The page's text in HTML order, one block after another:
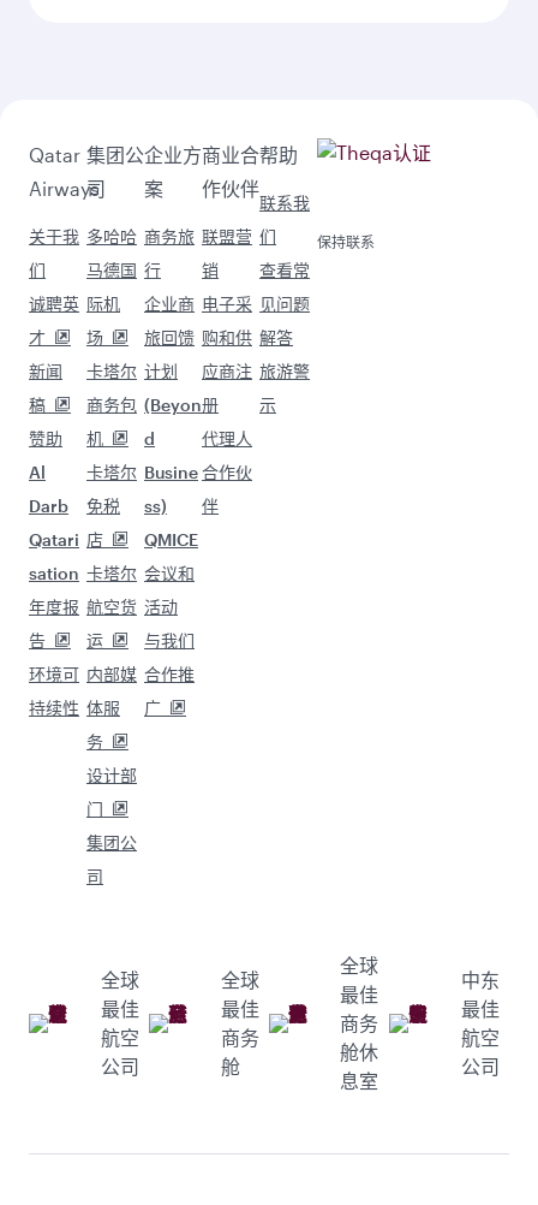
Qatar
Airways
关于我
们
诚聘英
才
新闻
稿
赞助
Al
Darb
Qatari
sation
年度报
告
环境可
持续性
集团公
司
多哈哈
马德国
际机
场
卡塔尔
商务包
机
卡塔尔
免税
店
卡塔尔
航空货
运
内部媒
体服
务
设计部
门
集团公
司
企业方
案
商务旅
行
企业商
旅回馈
计划
(Beyon
d
Busine
ss)
QMICE
会议和
活动
与我们
合作推
广
商业合
作伙伴
联盟营
销
电子采
购和供
应商注
册
代理人
合作伙
伴
帮助
联系我
们
查看常
见问题
解答
旅游警
示
保持联系
全球
最佳
航空
公司
全球
最佳
商务
舱
全球
最佳
商务
舱休
息室
中东
最佳
航空
公司